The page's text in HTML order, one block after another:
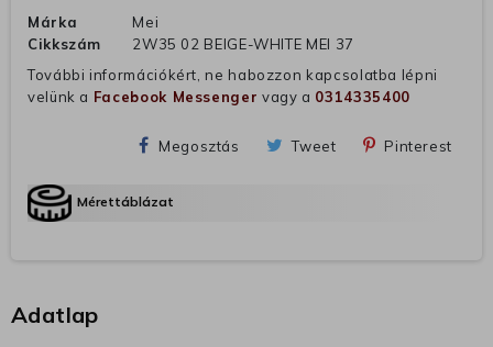
Márka
Mei
Cikkszám
2W35 02 BEIGE-WHITE MEI 37
További információkért, ne habozzon kapcsolatba lépni
velünk a Facebook Messenger vagy a 0314335400
Megosztás Tweet Pinterest
Mérettáblázat
Adatlap